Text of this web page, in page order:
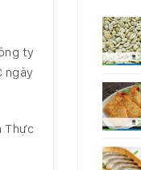
ty
ngày
Thực